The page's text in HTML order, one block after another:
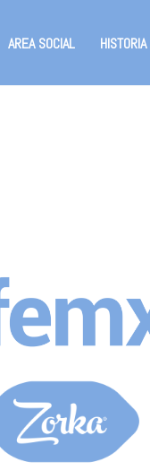
AREA SOCIAL HISTORIA